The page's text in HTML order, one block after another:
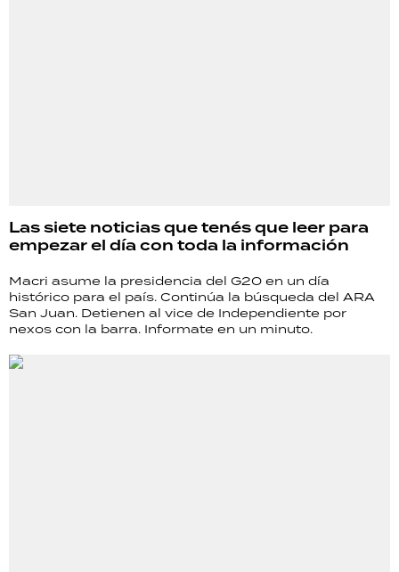
Las siete noticias que tenés que leer para
empezar el día con toda la información
Macri asume la presidencia del G20 en un día
histórico para el país. Continúa la búsqueda del ARA
San Juan. Detienen al vice de Independiente por
nexos con la barra. Informate en un minuto.